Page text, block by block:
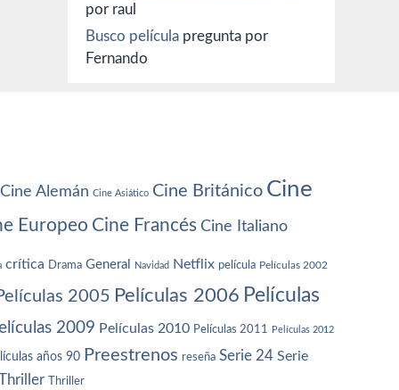
por raul
Busco película pregunta por
Fernando
Cine Alemán Cine Asiático Cine Británico Cine
Europeo Cine Francés Cine Italiano
crítica Drama General Navidad Netflix película Películas 2002
2005 Películas 2006 Películas
2009 Películas 2010 Películas 2011 Películas 2012
años 90 Preestrenos reseña Serie 24 Serie
Thriller